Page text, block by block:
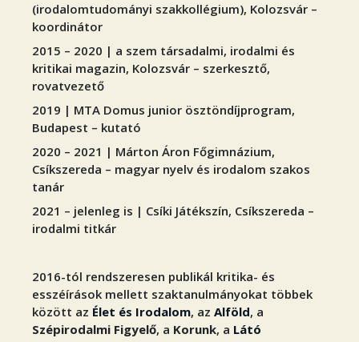
(irodalomtudományi szakkollégium), Kolozsvár –
koordinátor
2015 – 2020 | a szem társadalmi, irodalmi és
kritikai magazin, Kolozsvár – szerkesztő,
rovatvezető
2019 | MTA Domus junior ösztöndíjprogram,
Budapest – kutató
2020 – 2021 | Márton Áron Főgimnázium,
Csíkszereda – magyar nyelv és irodalom szakos
tanár
2021 – jelenleg is | Csíki Játékszín, Csíkszereda –
irodalmi titkár
2016-tól rendszeresen publikál kritika- és
esszéírások mellett szaktanulmányokat többek
között az Élet és Irodalom, az Alföld, a
Szépirodalmi Figyelő, a Korunk, a Látó